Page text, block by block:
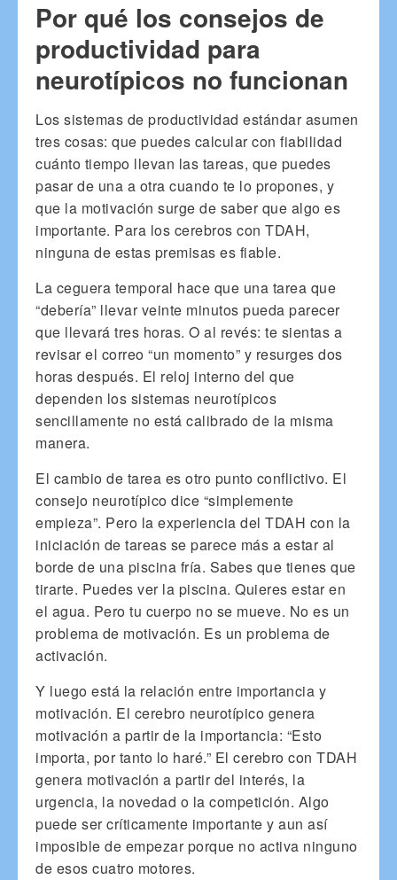
Por qué los consejos de
productividad para
neurotípicos no funcionan
Los sistemas de productividad estándar asumen
tres cosas: que puedes calcular con fiabilidad
cuánto tiempo llevan las tareas, que puedes
pasar de una a otra cuando te lo propones, y
que la motivación surge de saber que algo es
importante. Para los cerebros con TDAH,
ninguna de estas premisas es fiable.
La ceguera temporal hace que una tarea que
“debería” llevar veinte minutos pueda parecer
que llevará tres horas. O al revés: te sientas a
revisar el correo “un momento” y resurges dos
horas después. El reloj interno del que
dependen los sistemas neurotípicos
sencillamente no está calibrado de la misma
manera.
El cambio de tarea es otro punto conflictivo. El
consejo neurotípico dice “simplemente
empieza”. Pero la experiencia del TDAH con la
iniciación de tareas se parece más a estar al
borde de una piscina fría. Sabes que tienes que
tirarte. Puedes ver la piscina. Quieres estar en
el agua. Pero tu cuerpo no se mueve. No es un
problema de motivación. Es un problema de
activación.
Y luego está la relación entre importancia y
motivación. El cerebro neurotípico genera
motivación a partir de la importancia: “Esto
importa, por tanto lo haré.” El cerebro con TDAH
genera motivación a partir del interés, la
urgencia, la novedad o la competición. Algo
puede ser críticamente importante y aun así
imposible de empezar porque no activa ninguno
de esos cuatro motores.